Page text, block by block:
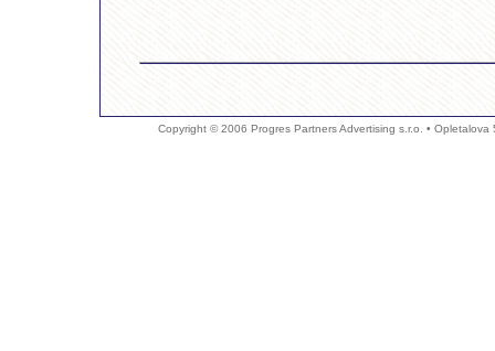
Copyright © 2006 Progres Partners Advertising s.r.o. • Opletalova